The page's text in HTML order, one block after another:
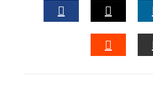
FACEBOOK